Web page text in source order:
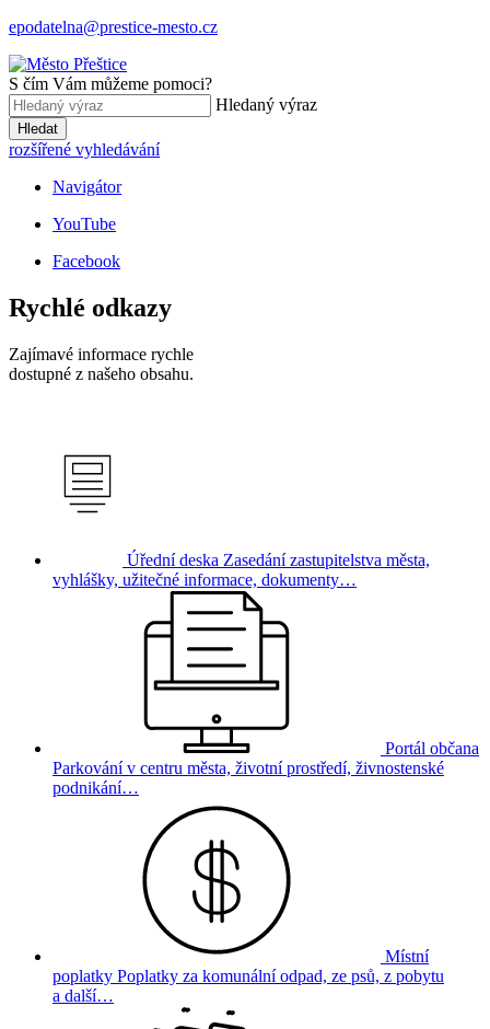
epodatelna@prestice-mesto.cz
S čím Vám můžeme pomoci?
Hledaný výraz
Hledat
rozšířené vyhledávání
Navigátor
YouTube
Facebook
Rychlé odkazy
Zajímavé informace rychle
dostupné z našeho obsahu.
Úřední deska Zasedání zastupitelstva města,
vyhlášky, užitečné informace, dokumenty…
Portál občana
Parkování v centru města, životní prostředí, živnostenské
podnikání…
Místní
poplatky Poplatky za komunální odpad, ze psů, z pobytu
a další…